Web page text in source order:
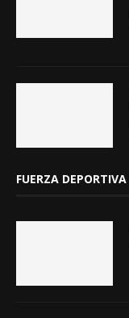
FUERZA